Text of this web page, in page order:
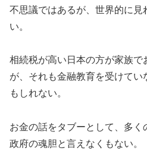
不思議ではあるが、世界的に見
い。
相続税が高い日本の方が家族で
が、それも金融教育を受けて
もしれない。
お金の話をタブーとして、多
政府の魂胆と言えなくもない。